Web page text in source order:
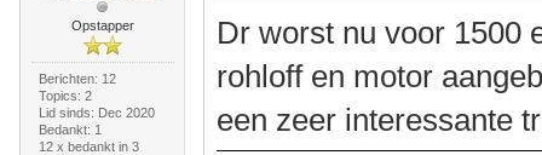
Opstapper
Berichten: 12
Topics: 2
Lid sinds: Dec 2020
Bedankt: 1
12 x bedankt in 3
Dr worst nu voor 1500
rohloff en motor
een zeer interessante